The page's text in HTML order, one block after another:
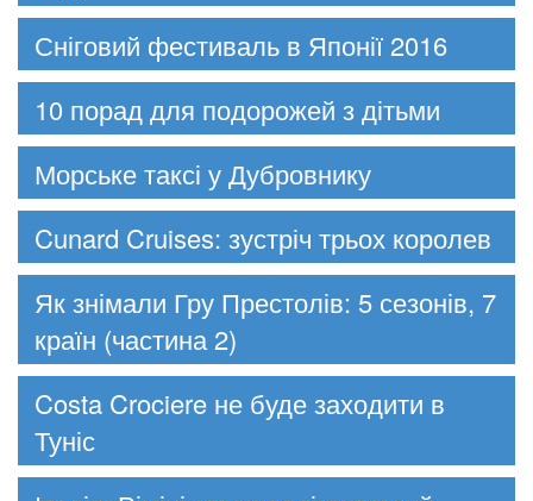
Сніговий фестиваль в Японії 2016
10 порад для подорожей з дітьми
Морське таксі у Дубровнику
Cunard Cruises: зустріч трьох королев
Як знімали Гру Престолів: 5 сезонів, 7
країн (частина 2)
Costa Crociere не буде заходити в
Туніс